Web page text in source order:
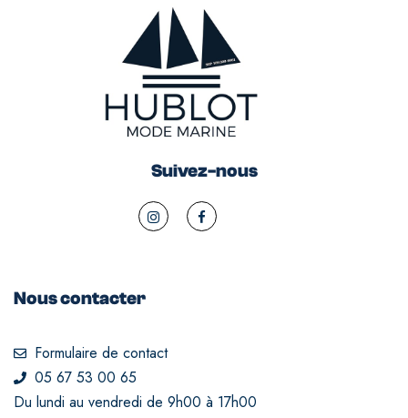
Suivez-nous
Nous contacter
Formulaire de contact
05 67 53 00 65
Du lundi au vendredi de 9h00 à 17h00